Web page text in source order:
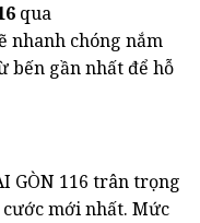
qua
nhanh chóng nắm
bến gần nhất để hỗ
GÒN 116 trân trọng
mới nhất. Mức